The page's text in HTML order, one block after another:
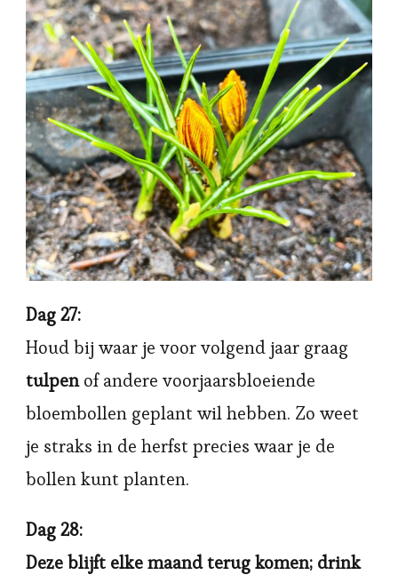
Dag 27:
Houd bij waar je voor volgend jaar graag
tulpenof andere voorjaarsbloeiende
bloembollen geplant wil hebben. Zo weet
je straks in de herfst precies waar je de
bollen kunt planten.
Dag 28:
Deze blijft elke maand terug komen; drink